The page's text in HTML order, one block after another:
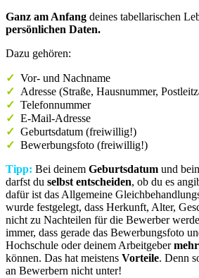
Ganz am Anfang deines tabellarischen
persönlichen Daten.
Dazu gehören:
✓ Vor- und Nachname
✓ Adresse (Straße, Hausnummer,
✓ Telefonnummer
✓ E-Mail-Adresse
✓ Geburtsdatum (freiwillig!)
✓ Bewerbungsfoto (freiwillig!)
Tipp: Bei deinem Geburtsdatum und
darfst du selbst entscheiden, ob du es
dafür ist das Allgemeine
wurde festgelegt, dass Herkunft, Alter,
nicht zu Nachteilen für die Bewerber
immer, dass gerade das Bewerbungsfoto
Hochschule oder deinem Arbeitgebermehr
können. Das hat meistens Vorteile. Denn
an Bewerbern nicht unter!